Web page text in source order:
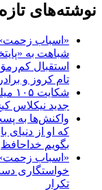
نوشته‌های تازه
«اسباب زحمت»
شباهت به «پایتخت7» و چرخش بر
تام کروز و
جدید نیکلاس
واکنش‌ها به
که او از
بگویم خداحافظ
«اسباب زحمت»
تکرار